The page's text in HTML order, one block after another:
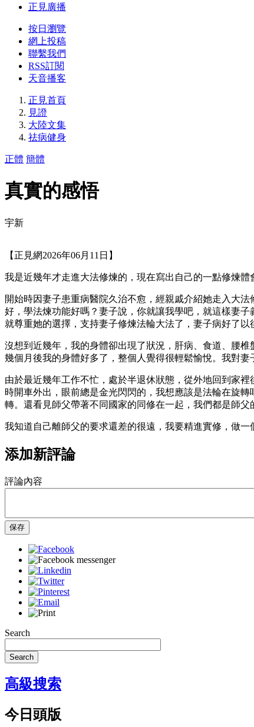
正見廣播
按日瀏覽
網上投稿
聯繫我們
RSS訂閱
天音播客
正見首頁
見證
大陸文集
祛病健身
正體 簡體
真實的感悟
宇新
【正見網2026年06月11日】
我是近幾年才走進大法修煉的，現在寫出自己的一點修煉
開始時因妻子患重病醫院久治不愈，經親戚介紹她走入大
好，學法煉功能好嗎？妻子說，你就讓我學吧，就這樣妻
就尊重她的選擇，支持妻子修煉法輪大法了，妻子病好了
沒想到近幾年，我的身體卻出現了狀況，肝病、食道、腰
幾個月後我的身體好多了，整個人覺得很輕鬆愉悅。我對
由於最近幾年工作不忙，處於半退休狀態，從外地回到家
時開車外出，眼前總是金光閃閃的，我想應該是法輪在旋
轉。還看見師父帶著不同國家的同修在一起，我們都是師
我知道自己離師父的要求還差的很遠，我要精進實修，做
添加新評論
評論內容
保存
Search
Search
高級搜索
今日頭版